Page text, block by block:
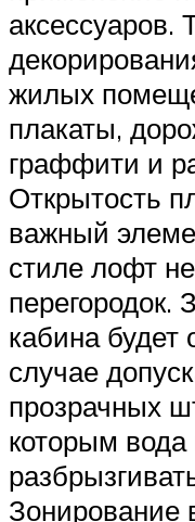
аксессуаров.
жилых
плакаты,
граффити и
Открытость
важный
стиле лофт
перегородок.
кабина будет
случае
прозрачных
которым вода
Зонирование